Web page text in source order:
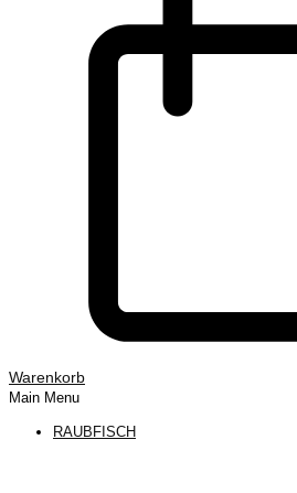
Warenkorb
Main Menu
RAUBFISCH